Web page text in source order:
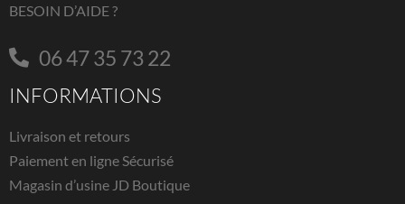
BESOIN D’AIDE ?
06 47 35 73 22
INFORMATIONS
Livraison et retours
Paiement en ligne Sécurisé
Magasin d’usine JD Boutique